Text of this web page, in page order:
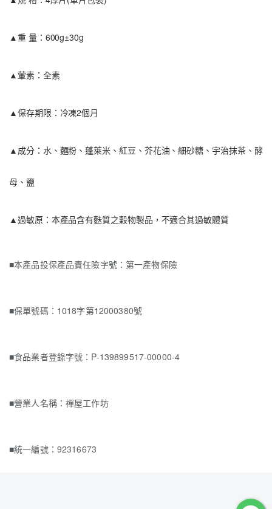
▲重 量：600g±30g
▲葷素：全素
▲保存期限：冷凍2個月
▲成分：水、麵粉、蓬萊米、紅豆、芥花油、細砂糖、宇治抹茶、酵
母、鹽
▲過敏原：本產品含有麩質之穀物製品，不適合其過敏體質
■本產品投保產品責任險字號：第一產物保險
■保單號碼：1018字第12000380號
■食品業者登錄字號：P-139899517-00000-4
■營業人名稱：禪屋工作坊
■統一編號：92316673